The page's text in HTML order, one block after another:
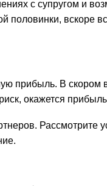
с супругом и
половинки, вскоре
прибыль. В скором
окажется
Рассмотрите